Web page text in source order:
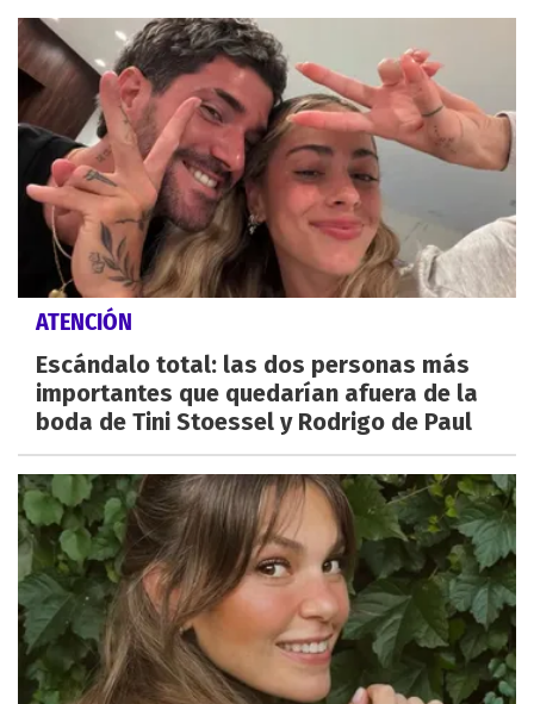
ATENCIÓN
Escándalo total: las dos personas más
importantes que quedarían afuera de la
boda de Tini Stoessel y Rodrigo de Paul